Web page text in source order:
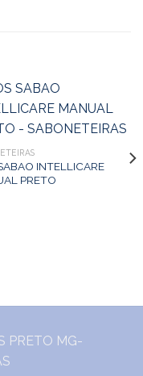
INTELLICARE
PRETO